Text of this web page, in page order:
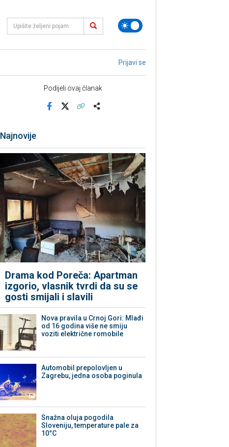
Prijavi se
Podijeli ovaj članak
Najnovije
Drama kod Poreča: Apartman
izgorio, vlasnik tvrdi da su se
gosti smijali i slavili
Nova pravila u Crnoj Gori: Mlađi
od 16 godina više ne smiju
voziti električne romobile
Automobil prepolovljen u
Zagrebu, jedna osoba poginula
Snažna oluja pogodila
Sloveniju, temperature pale za
10°C